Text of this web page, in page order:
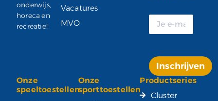
onderwijs,
horeca en
recreatie!
Vacatures
MVO
Inschrijven
Alternative:
Onze
speeltoestellen
Onze
sporttoestellen
Productseries
Cluster